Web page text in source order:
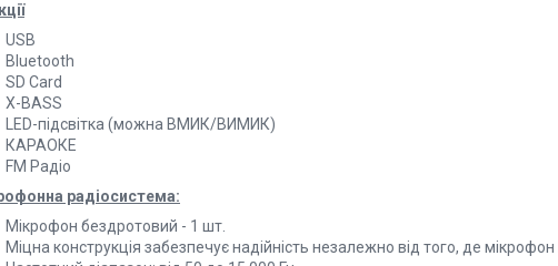
USB
Bluetooth
SD Card
X-BASS
LED-підсвітка (можна ВМИК/ВИМИК)
КАРАОКЕ
FM Радіо
радіосистема:
Мікрофон бездротовий - 1 шт.
Міцна конструкція забезпечує надійність незалежно від того, де